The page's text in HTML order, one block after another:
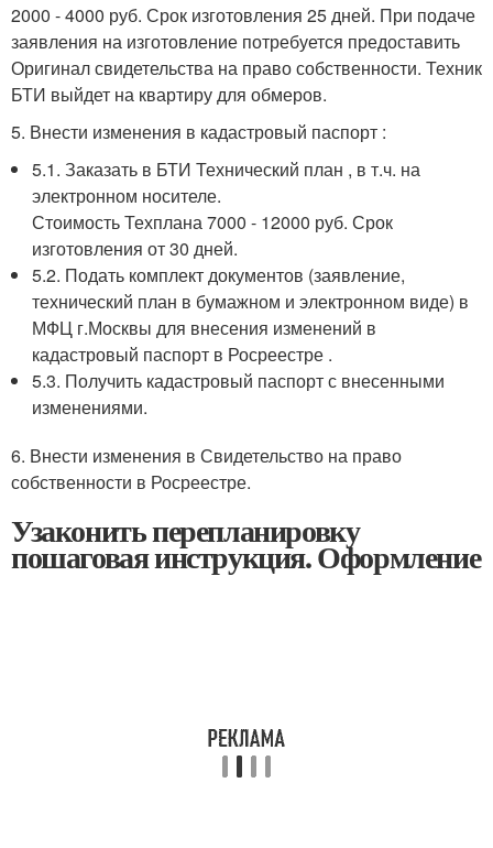
2000 - 4000 руб. Срок изготовления 25 дней. При подаче
заявления на изготовление потребуется предоставить
Оригинал свидетельства на право собственности. Техник
БТИ выйдет на квартиру для обмеров.
5. Внести изменения в кадастровый паспорт :
5.1. Заказать в БТИ Технический план , в т.ч. на
электронном носителе.
Стоимость Техплана 7000 - 12000 руб. Срок
изготовления от 30 дней.
5.2. Подать комплект документов (заявление,
технический план в бумажном и электронном виде) в
МФЦ г.Москвы для внесения изменений в
кадастровый паспорт в Росреестре .
5.3. Получить кадастровый паспорт с внесенными
изменениями.
6. Внести изменения в Свидетельство на право
собственности в Росреестре.
Узаконить перепланировку
пошаговая инструкция. Оформление